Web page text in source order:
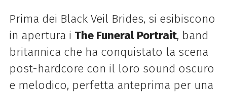
Prima dei Black Veil Brides, si esibiscono
in apertura i The Funeral Portrait, band
britannica che ha conquistato la scena
post-hardcore con il loro sound oscuro
e melodico, perfetta anteprima per una